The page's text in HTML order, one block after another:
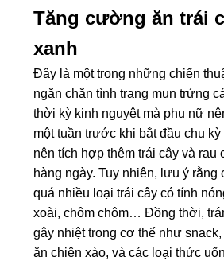
Tăng cường ăn trái
xanh
Đây là một trong những chiến
ngăn chặn tình trạng mụn trứng
thời kỳ kinh nguyệt mà phụ nữ
một tuần trước khi bắt đầu chu
nên tích hợp thêm trái cây và rau
hàng ngày. Tuy nhiên, lưu ý rằng
quá nhiều loại trái cây có tính
xoài, chôm chôm… Đồng thời,
gây nhiệt trong cơ thể như
ăn chiên xào, và các loại thức